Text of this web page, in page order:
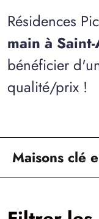
Résidences
main à
bénéficier
qualité/prix !
Maisons clé